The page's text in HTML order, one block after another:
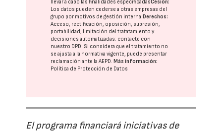
llevar a cabo las finalidades especificadasCesión:
Los datos pueden cederse a otras empresas del
grupo por motivos de gestión interna.Derechos:
Acceso, rectificación, oposición, supresión,
portabilidad, limitación del tratatamiento y
decisiones automatizadas: contacte con
nuestro DPD. Si considera que el tratamiento no
se ajusta a la normativa vigente, puede presentar
reclamación ante laAEPD.Más información:
Política de Protección de Datos
El programa financiará iniciativas de